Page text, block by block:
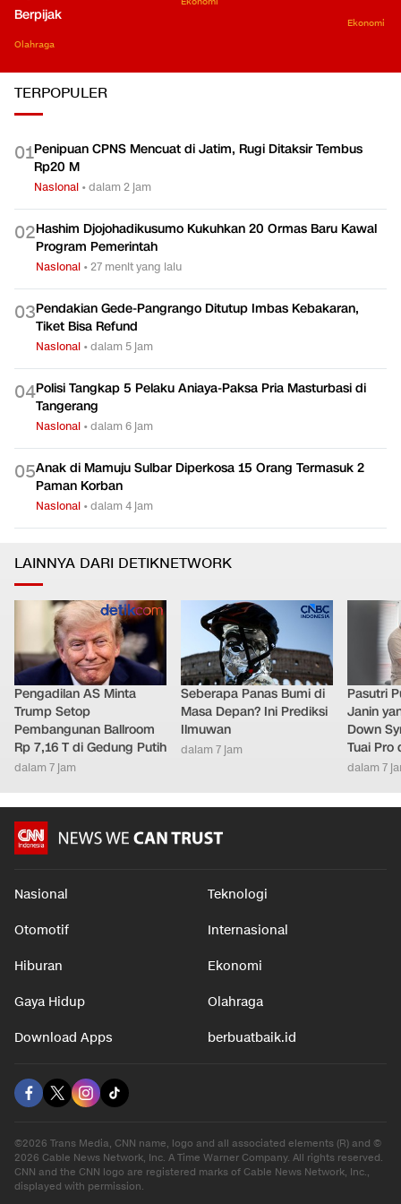
Berpijak
Olahraga
Ekonomi
TERPOPULER
01Penipuan CPNS Mencuat di Jatim, Rugi Ditaksir Tembus
Rp20 M
Nasional •dalam 2 jam
02Hashim Djojohadikusumo Kukuhkan 20 Ormas Baru Kawal
Program Pemerintah
Nasional •27 menit yang lalu
03Pendakian Gede-Pangrango Ditutup Imbas Kebakaran,
Tiket Bisa Refund
Nasional •dalam 5 jam
04Polisi Tangkap 5 Pelaku Aniaya-Paksa Pria Masturbasi di
Tangerang
Nasional •dalam 6 jam
05Anak di Mamuju Sulbar Diperkosa 15 Orang Termasuk 2
Paman Korban
Nasional •dalam 4 jam
LAINNYA DARI DETIKNETWORK
Pengadilan AS Minta
Trump Setop
Pembangunan Ballroom
Rp 7,16 T di Gedung Putih
dalam 7 jam
Seberapa Panas Bumi di
Masa Depan? Ini Prediksi
Ilmuwan
dalam 7 jam
Pasutri
Janin
Down
Tuai Pro
dalam 7
Nasional Teknologi
Otomotif Internasional
Hiburan Ekonomi
Gaya Hidup Olahraga
Download Apps berbuatbaik.id
©2026 Trans Media, CNN name, logo and all associated elements (R) and ©
2026 Cable News Network, Inc. A Time Warner Company. All rights reserved.
CNN and the CNN logo are registered marks of Cable News Network, Inc.,
displayed with permission.